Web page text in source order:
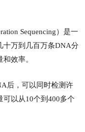
Sequencing）是一
十万到几百万条DNA分
效率。
后，可以同时检测许
以从10个到400多个